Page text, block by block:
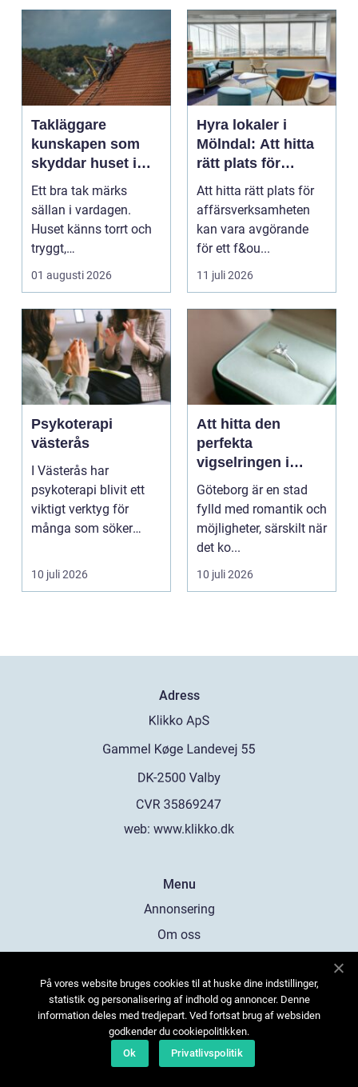
Takläggare
kunskapen som
skyddar huset i
längden
Ett bra tak märks
sällan i vardagen.
Huset känns torrt och
tryggt,
inomhusklimatet
fungerar och ener...
01 augusti 2026
Hyra lokaler i
Mölndal: Att hitta
rätt plats för
affärsverksamhete
Att hitta rätt plats för
affärsverksamheten
kan vara avgörande
för ett f&ou...
11 juli 2026
Psykoterapi
västerås
I Västerås har
psykoterapi blivit ett
viktigt verktyg för
många som söker
välmående i liv...
10 juli 2026
Att hitta den
perfekta
vigselringen i
Göteborg
Göteborg är en stad
fylld med romantik och
möjligheter, särskilt när
det ko...
10 juli 2026
Adress
web: www.klikko.dk
Menu
Annonsering
Om oss
Kontakta oss
Sitemap
På vores website bruges cookies til at huske dine indstillinger,
statistik og personalisering af indhold og annoncer. Denne
information deles med tredjepart. Ved fortsat brug af websiden
godkender du cookiepolitikken.
Ok
Privatlivspolitik